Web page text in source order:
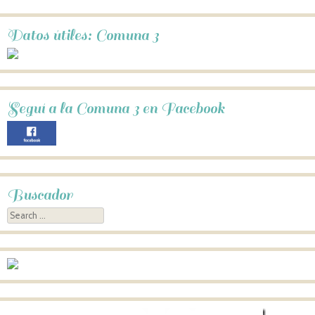
Datos útiles: Comuna 3
Seguí a la Comuna 3 en Facebook
Buscador
Search